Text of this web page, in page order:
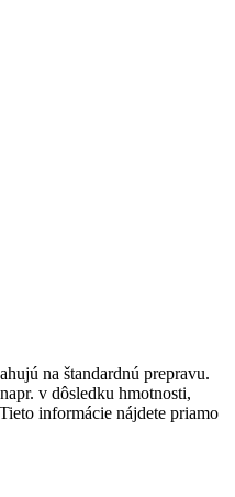
na štandardnú prepravu.
v dôsledku hmotnosti,
informácie nájdete priamo